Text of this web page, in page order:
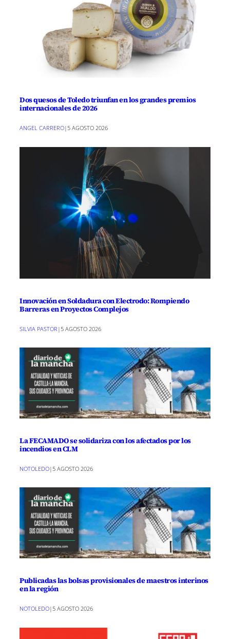
Dos quesos de Toledo triunfan en los grandes premios
internacionales de 2026
ANGEL CARRERO|5 AGOSTO 2026
Innovación en Soldadura con Electrodo: Rompiendo
Barreras en Proyectos Complejos
SILVIA PASTOR | 5 AGOSTO 2026
La FECAMADO se solidariza con los afectados por los
incendios en CLM
NOTOLEDO| 5 AGOSTO 2026
Publicadas las bolsas provisionales de maestros interinos
en la región
NOTOLEDO| 5 AGOSTO 2026